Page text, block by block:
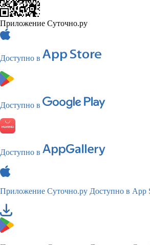
Приложение Суточно.ру
Доступно в
Доступно в
Доступно в
Приложение Суточно.ру Доступно в App